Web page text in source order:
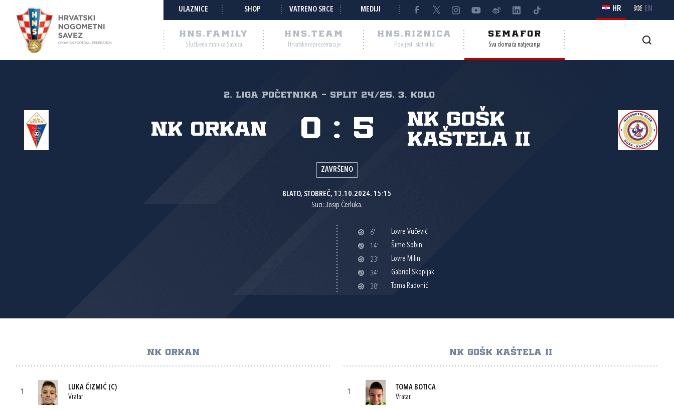
ULAZNICE SHOP VATRENO SRCE MEDIJI HR EN
HNS.FAMILY
Službena stranica Saveza
HNS.TEAM
Hrvatske reprezentacije
HNS.RIZNICA
Povijest i statistika
SEMAFOR
Sva domaća natjecanja
2. liga početnika - Split 24/25, 3. kolo
NK Orkan
NK GOŠK
Kaštela II
0 : 5
ZAVRŠENO
BLATO, STOBREČ, 13.10.2024. 15:15
Suci: Josip Ćerluka.
6'
Lovre Vučević
14'
Šime Sobin
23'
Lovre Milin
34'
Gabriel Skopljak
38'
Toma Radonić
NK ORKAN
1
LUKA ČIZMIĆ (C)
Vratar
NK GOŠK KAŠTELA II
1
TOMA BOTICA
Vratar